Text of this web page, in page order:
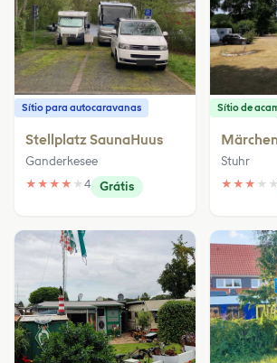
Sítio para autocaravanas
Stellplatz SaunaHuus
Ganderkesee
★ ★ ★ ★ ★ 4 Grátis
Sítio de
Stuhr
★ ★ ★ ★ ★